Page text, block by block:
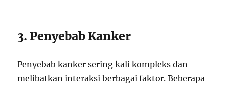
3. Penyebab Kanker
Penyebab kanker sering kali kompleks dan
melibatkan interaksi berbagai faktor. Beberapa